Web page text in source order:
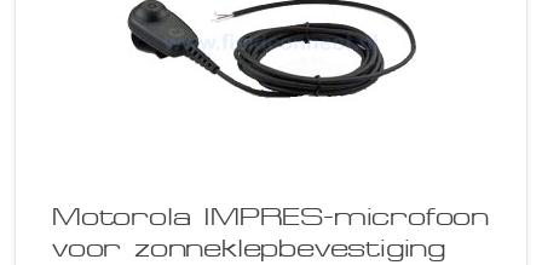
Motorola IMPRES-microfoon
voor zonneklepbevestiging